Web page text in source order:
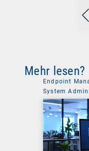
Mehr lesen?
Endpoint
System